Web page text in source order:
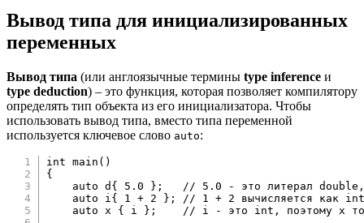
Вывод типа для инициализированных
переменных
Вывод типа (или англоязычные термины type inference и
type deduction) – это функция, которая позволяет компилятору
определять тип объекта из его инициализатора. Чтобы
использовать вывод типа, вместо типа переменной
используется ключевое слово auto:
int main ( )
{
auto d { 5.0 } ;
// 5.0 - это литерал double,
auto i { 1 + 2 } ;
// 1 + 2 вычисляется как
auto x { i } ;
// i - это int, поэтому x